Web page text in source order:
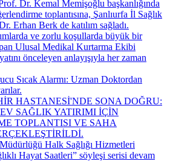
Dr. Kemal Memişoğlu başkanlığında
toplantısına, Şanlıurfa İl Sağlık
Erhan Berk de katılım sağladı.
ve zorlu koşullarda büyük bir
Ulusal Medikal Kurtarma Ekibi
önceleyen anlayışıyla her zaman
Sıcak Alarmı: Uzman Doktordan
HASTANESİ'NDE SONA DOĞRU:
SAĞLIK YATIRIMI İÇİN
TOPLANTISI VE SAHA
Halk Sağlığı Hizmetleri
Hayat Saatleri” söyleşi serisi devam